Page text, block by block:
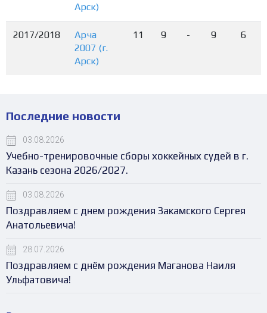
Арск)
2017/2018
Арча
2007 (г.
Арск)
11 9 - 9 6
Последние новости
03.08.2026
Учебно-тренировочные сборы хоккейных судей в г.
Казань сезона 2026/2027.
03.08.2026
Поздравляем с днем рождения Закамского Сергея
Анатольевича!
28.07.2026
Поздравляем с днём рождения Маганова Наиля
Ульфатовича!